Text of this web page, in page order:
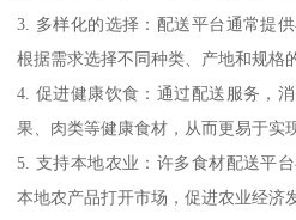
3. 多样化的选择：配送平台通常提
根据需求选择不同种类、产地和规格
4. 促进健康饮食：通过配送服务，
果、肉类等健康食材，从而更易于实
5. 支持本地农业：许多食材配送平
本地农产品打开市场，促进农业经济